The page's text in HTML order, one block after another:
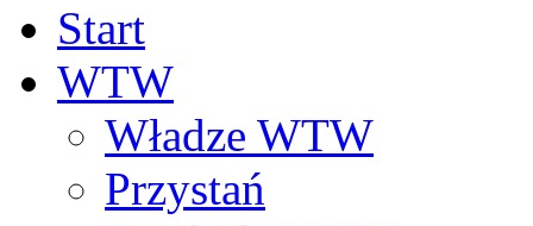
Start
WTW
Władze WTW
Przystań